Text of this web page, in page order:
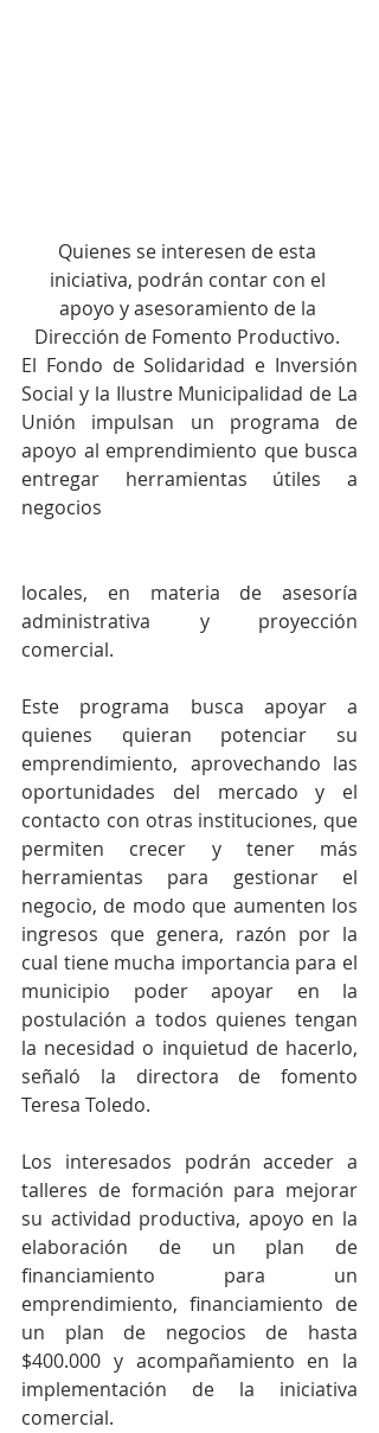
Quienes se interesen de esta
iniciativa, podrán contar con el
apoyo y asesoramiento de la
Dirección de Fomento Productivo.
El Fondo de Solidaridad e Inversión
Social y la Ilustre Municipalidad de La
Unión impulsan un programa de
apoyo al emprendimiento que busca
entregar herramientas útiles a
negocios
locales, en materia de asesoría
administrativa y proyección
comercial.
Este programa busca apoyar a
quienes quieran potenciar su
emprendimiento, aprovechando las
oportunidades del mercado y el
contacto con otras instituciones, que
permiten crecer y tener más
herramientas para gestionar el
negocio, de modo que aumenten los
ingresos que genera, razón por la
cual tiene mucha importancia para el
municipio poder apoyar en la
postulación a todos quienes tengan
la necesidad o inquietud de hacerlo,
señaló la directora de fomento
Teresa Toledo.
Los interesados podrán acceder a
talleres de formación para mejorar
su actividad productiva, apoyo en la
elaboración de un plan de
financiamiento para un
emprendimiento, financiamiento de
un plan de negocios de hasta
$400.000 y acompañamiento en la
implementación de la iniciativa
comercial.